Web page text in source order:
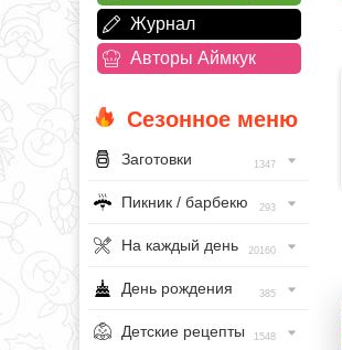
Журнал
Авторы Аймкук
Сезонное меню
Заготовки 1347
Пикник / барбекю 293
На каждый день 20160
День рождения 385
Детские рецепты 1548